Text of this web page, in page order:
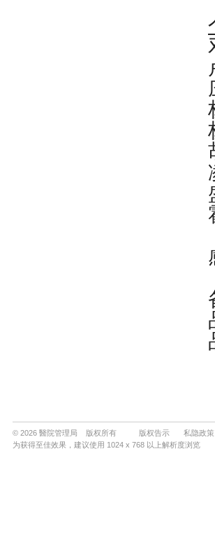
© 2026 醫院管理局 版权所有 版权告示 私隐政策
为获得至佳效果，建议使用 1024 x 768 以上解析度浏览